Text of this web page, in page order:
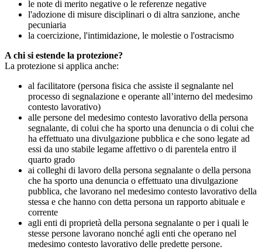
le note di merito negative o le referenze negative
l'adozione di misure disciplinari o di altra sanzione, anche
pecuniaria
la coercizione, l'intimidazione, le molestie o l'ostracismo
A chi si estende la protezione?
La protezione si applica anche:
al facilitatore (persona fisica che assiste il segnalante nel
processo di segnalazione e operante all’interno del medesimo
contesto lavorativo)
alle persone del medesimo contesto lavorativo della persona
segnalante, di colui che ha sporto una denuncia o di colui che
ha effettuato una divulgazione pubblica e che sono legate ad
essi da uno stabile legame affettivo o di parentela entro il
quarto grado
ai colleghi di lavoro della persona segnalante o della persona
che ha sporto una denuncia o effettuato una divulgazione
pubblica, che lavorano nel medesimo contesto lavorativo della
stessa e che hanno con detta persona un rapporto abituale e
corrente
agli enti di proprietà della persona segnalante o per i quali le
stesse persone lavorano nonché agli enti che operano nel
medesimo contesto lavorativo delle predette persone.